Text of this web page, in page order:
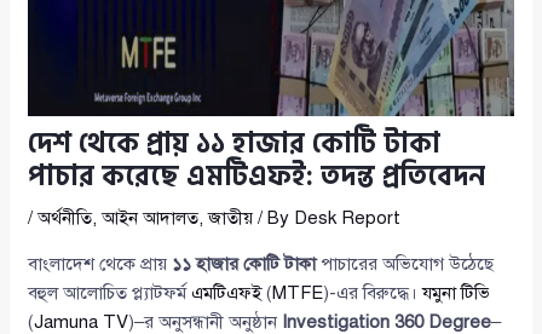
দেশ থেকে প্রায় ১১ হাজার কোটি টাকা
পাচার করেছে এমটিএফই: তদন্ত প্রতিবেদন
/অর্থনীতি,আইন আদালত,জাতীয় / By Desk Report
বাংলাদেশ থেকে প্রায় ১১ হাজার কোটি টাকাপাচারের অভিযোগ উঠেছে
বহুল আলোচিত প্ল্যাটফর্মএমটিএফই(MTFE)-এর বিরুদ্ধে।যমুনা টিভি
(Jamuna TV)–র অনুসন্ধানী অনুষ্ঠান Investigation 360 Degree–